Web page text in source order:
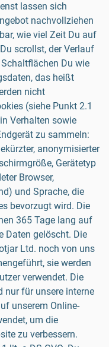
lassen sich
nachvollziehen
wie viel Zeit Du auf
scrollst, der Verlauf
Du wie
das heißt
nicht
(siehe Punkt 2.1
Verhalten sowie
zu sammeln:
anonymisierter
Gerätetyp
Browser,
und Sprache, die
bevorzugt wird. Die
365 Tage lang auf
Daten gelöscht. Die
Ltd. noch von uns
sie werden
verwendet. Die
nur für unsere interne
unserem Online-
um die
zu verbessern.